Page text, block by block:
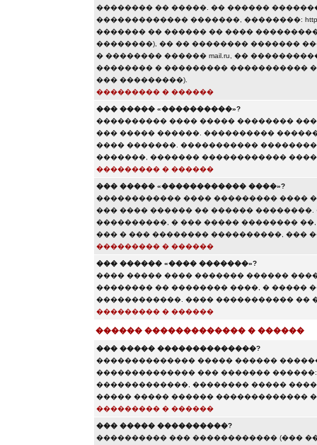
�������� �� �����. �� ������
������������� �������, ��������: http://
������� �� ������ �� ����
��������), �� �� �������� �������
� �������� ������ mail.ru, ��
�������� � ��������� ����������� ���
��� ���������).
��������� � ������
��� ����� «����������»?
���������� ���� ����� ��������
��� ����� ������. ����������
���� �������. �����������
�������, ������� ������������
��������� � ������
��� ����� «������������ ����»?
������������ ���� ��������� ����
��� ���� ������ �� ������
����������, � ��� ����� ��������
��� � ��� �������� ����������, ���
��������� � ������
��� ������ «���� �������»?
���� ����� ���� ������� ������
�������� �� �������� ����, � �����
������������. ���� ����������� ��
��������� � ������
������ ������������� � ������
��� ����� ��������������?
�������������� ����� ������
�������������� ��� �������
�������������, �������� �����
����� ����� ������ �������������
��������� � ������
��� ����� ����������?
���������� ��� ������������ (���